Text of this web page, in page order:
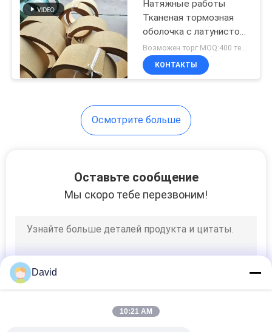
тормоза
тормоза
тормозные
колодки
автомобиля
Натяжные работы
Тканеная тормозная
оболочка с латунистой
проволокой внутри для
фрикционной оболочки
ветрового стекла
Возможен торг MOQ:400 тенге
КОНТАКТЫ
Осмотрите больше
Оставьте сообщение
Мы скоро тебе перезвоним!
David
10:21 AM